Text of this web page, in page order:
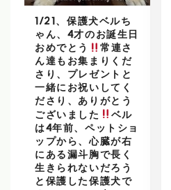
1/21、保護犬ベルち
ゃん、4才のお誕生日
おめでとう
常連さ
ん達もお集まりくだ
さり、プレゼントと
一緒にお祝いしてく
ださり、ありがとう
ございました
ベル
は4年前、ペットショ
ップから、心臓が右
にある漏斗胸で長く
生きられないだろう
と保護した保護犬で